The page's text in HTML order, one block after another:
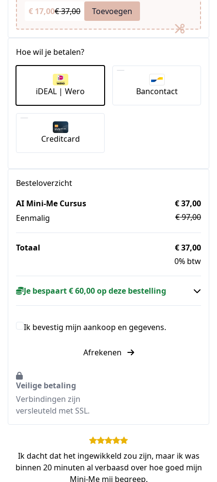
€ 17,00€ 37,00 Toevoegen
Hoe wil je betalen?
iDEAL | Wero Bancontact
Creditcard
Besteloverzicht
AI Mini-Me Cursus
Eenmalig
€ 37,00
€ 97,00
Totaal
€ 37,00
0% btw
Je bespaart € 60,00 op deze bestelling
Ik bevestig mijn aankoop en gegevens.
Afrekenen
Veilige betaling
Verbindingen zijn
versleuteld met SSL.
Ik dacht dat het ingewikkeld zou zijn, maar ik was
binnen 20 minuten al verbaasd over hoe goed mijn
Mini-Me mij begreep.